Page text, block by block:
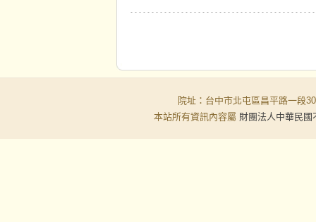
院址：台中市北屯區昌平路一
本站所有資訊內容屬 財團法人中華民國